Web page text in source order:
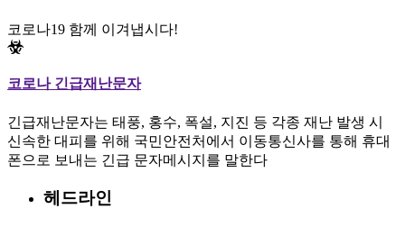
코로나19 함께 이겨냅시다!
코로나 긴급재난문자
긴급재난문자는 태풍, 홍수, 폭설, 지진 등 각종 재난 발생 시
신속한 대피를 위해 국민안전처에서 이동통신사를 통해 휴대
폰으로 보내는 긴급 문자메시지를 말한다
헤드라인